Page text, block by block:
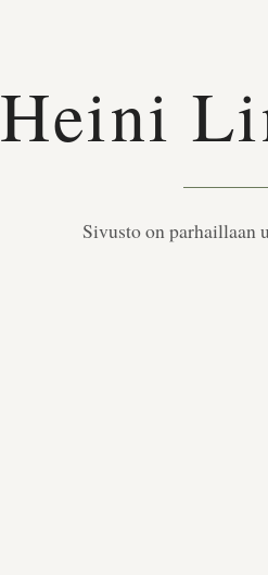
Heini
Sivusto on parhaillaan